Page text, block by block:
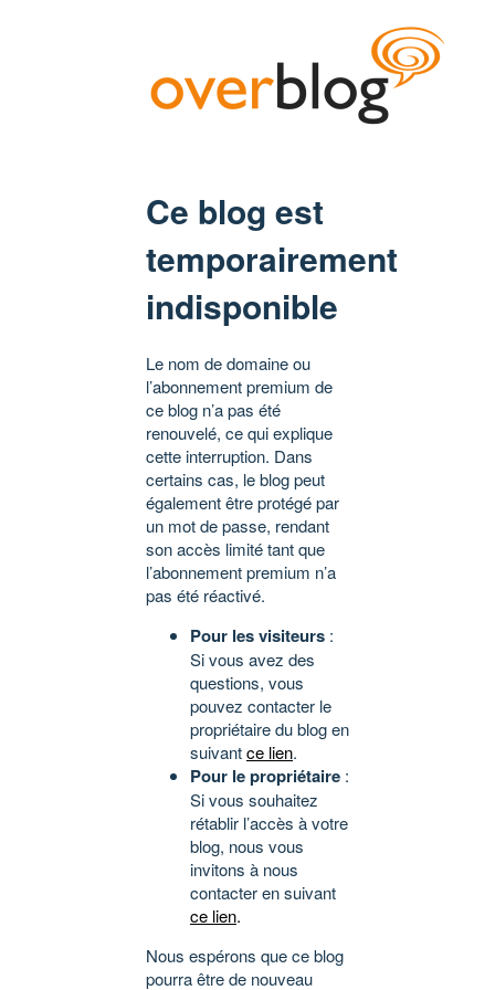
Ce blog est
temporairement
indisponible
Le nom de domaine ou
l’abonnement premium de
ce blog n’a pas été
renouvelé, ce qui explique
cette interruption. Dans
certains cas, le blog peut
également être protégé par
un mot de passe, rendant
son accès limité tant que
l’abonnement premium n’a
pas été réactivé.
Pour les visiteurs :
Si vous avez des
questions, vous
pouvez contacter le
propriétaire du blog en
suivantce lien.
Pour le propriétaire :
Si vous souhaitez
rétablir l’accès à votre
blog, nous vous
invitons à nous
contacter en suivant
ce lien.
Nous espérons que ce blog
pourra être de nouveau